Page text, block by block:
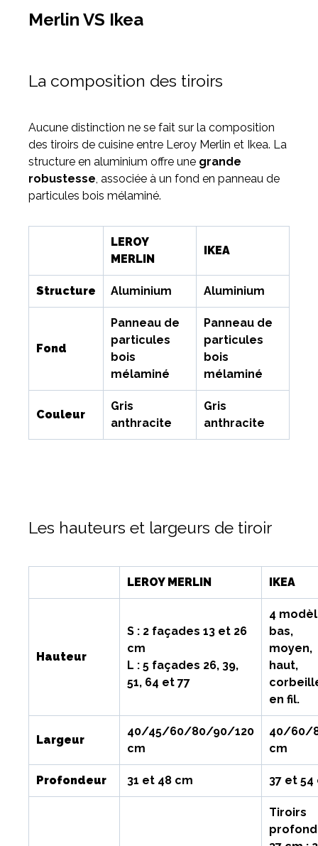
Merlin VS Ikea
La composition des tiroirs
Aucune distinction ne se fait sur la composition
des tiroirs de cuisine entre Leroy Merlin et Ikea. La
structure en aluminium offre une grande
robustesse, associée à un fond en panneau de
particules bois mélaminé.
LEROY
MERLIN
IKEA
Structure Aluminium Aluminium
Fond
Panneau de
particules
bois
mélaminé
Panneau de
particules
bois
mélaminé
Couleur
Gris
anthracite
Gris
anthracite
Les hauteurs et largeurs de tiroir
LEROY MERLIN IKEA
Hauteur
S : 2 façades 13 et 26
cm
L : 5 façades 26, 39,
51, 64 et 77
4
bas,
moyen,
haut,
en fil.
Largeur
40/45/60/80/90/120
cm
40/60/
cm
Profondeur 31 et 48 cm 37 et 54
Tiroirs